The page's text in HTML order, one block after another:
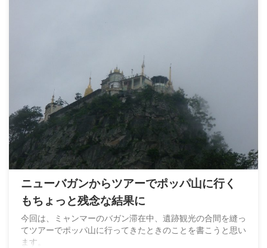
ニューバガンからツアーでポッパ山に行く
もちょっと残念な結果に
今回は、ミャンマーのバガン滞在中、遺跡観光の合間を縫っ
てツアーでポッパ山に行ってきたときのことを書こうと思い
ます。